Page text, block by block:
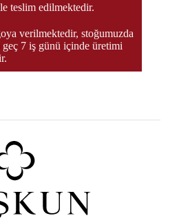
teslim edilmektedir.
verilmektedir, stoğumuzda
geç 7 iş günü içinde üretimi